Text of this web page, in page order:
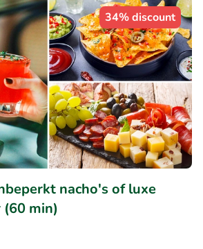
34% discount
nacho's of luxe
min)